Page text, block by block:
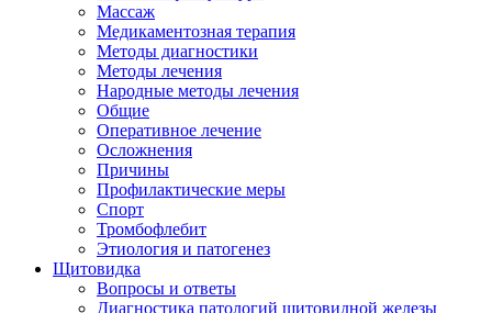
Массаж
Медикаментозная терапия
Методы диагностики
Методы лечения
Народные методы лечения
Общие
Оперативное лечение
Осложнения
Причины
Профилактические меры
Спорт
Тромбофлебит
Этиология и патогенез
Щитовидка
Вопросы и ответы
Диагностика патологий щитовидной железы